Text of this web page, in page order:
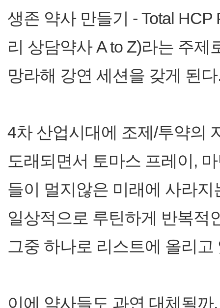
생존 약사 만들기 - Total HCP
리 상담약사 A to Z)라는 주
망라해 강연 세션을 갖게 된
4차 산업시대에 조제/투약의
도래되면서 토마스 프레이,
들이 멀지않은 미래에 사라
일상적으로 루틴하게 반복적
그중 하나로 리스트에 올리고
이에 약사들도 과연 대체될